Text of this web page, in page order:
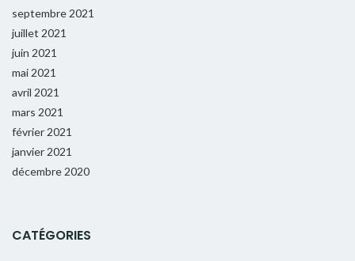
septembre 2021
juillet 2021
juin 2021
mai 2021
avril 2021
mars 2021
février 2021
janvier 2021
décembre 2020
CATÉGORIES